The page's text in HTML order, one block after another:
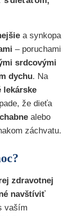
a synkopa
– poruchami
srdcovými
dychu. Na
lekárske
že dieťa
alebo
záchvatu.
zdravotnej
navštíviť
vaším